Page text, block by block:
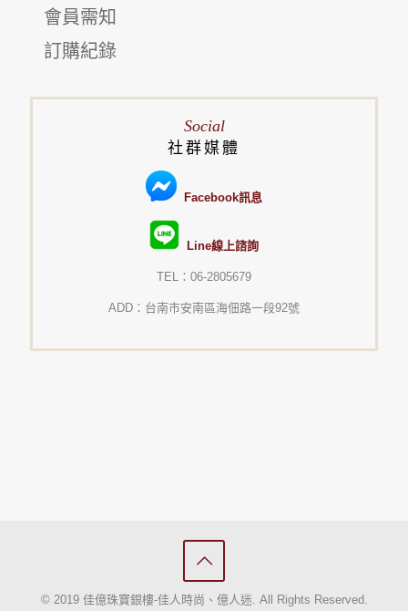
會員需知
訂購紀錄
Social
社群媒體
Facebook訊息
Line線上諮詢
TEL：06-2805679
ADD：台南市安南區海佃路一段92號
© 2019 佳億珠寶銀樓-佳人時尚、億人迷. All Rights Reserved.